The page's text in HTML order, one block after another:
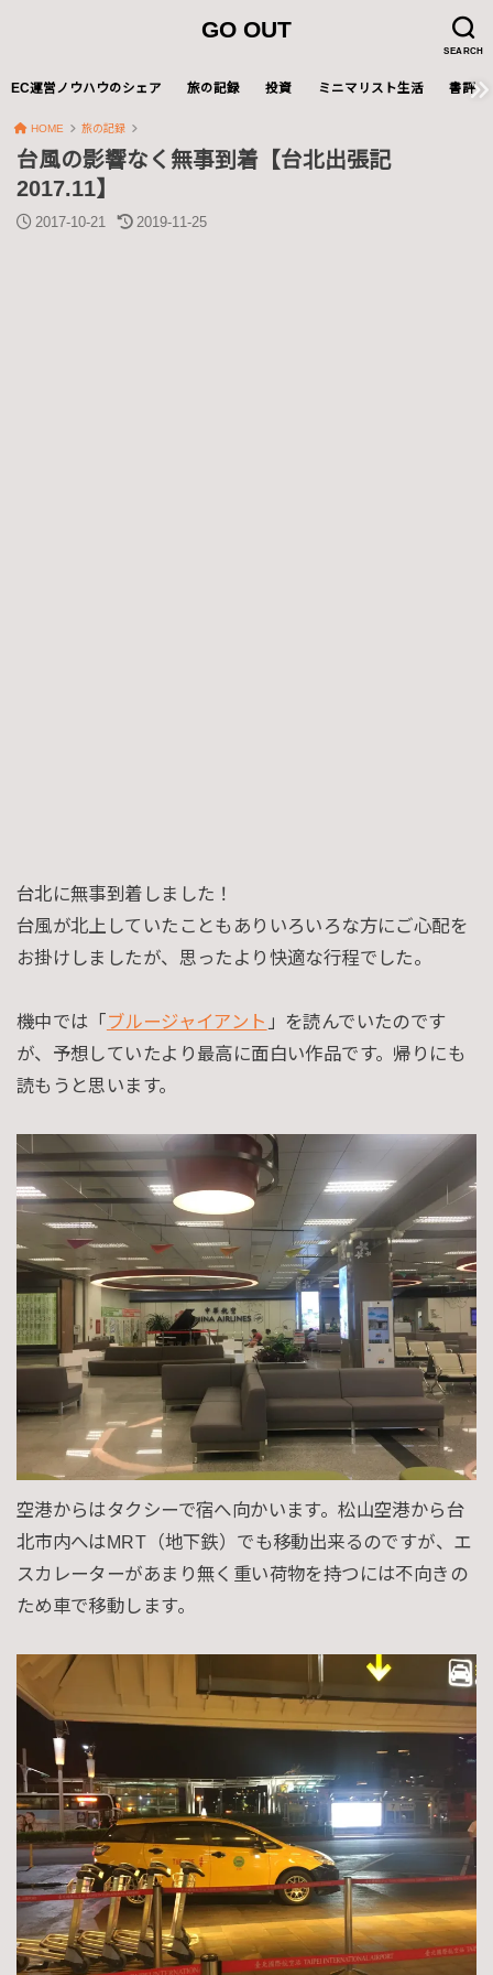
SEARCH
GO OUT
EC運営ノウハウのシェア 旅の記録 投資 ミニマリスト生活 書評
HOME 旅の記録
台風の影響なく無事到着【台北出張記
2017.11】
2017-10-21 2019-11-25
台北に無事到着しました！
台風が北上していたこともありいろいろな方にご心配を
お掛けしましたが、思ったより快適な行程でした。
機中では「ブルージャイアント 」を読んでいたのです
が、予想していたより最高に面白い作品です。帰りにも
読もうと思います。
空港からはタクシーで宿へ向かいます。松山空港から台
北市内へはMRT（地下鉄）でも移動出来るのですが、エ
スカレーターがあまり無く重い荷物を持つには不向きの
ため車で移動します。